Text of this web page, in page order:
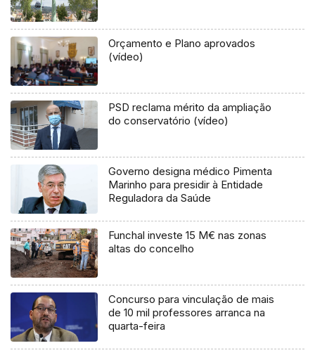
Orçamento e Plano aprovados
(vídeo)
PSD reclama mérito da ampliação
do conservatório (vídeo)
Governo designa médico Pimenta
Marinho para presidir à Entidade
Reguladora da Saúde
Funchal investe 15 M€ nas zonas
altas do concelho
Concurso para vinculação de mais
de 10 mil professores arranca na
quarta-feira